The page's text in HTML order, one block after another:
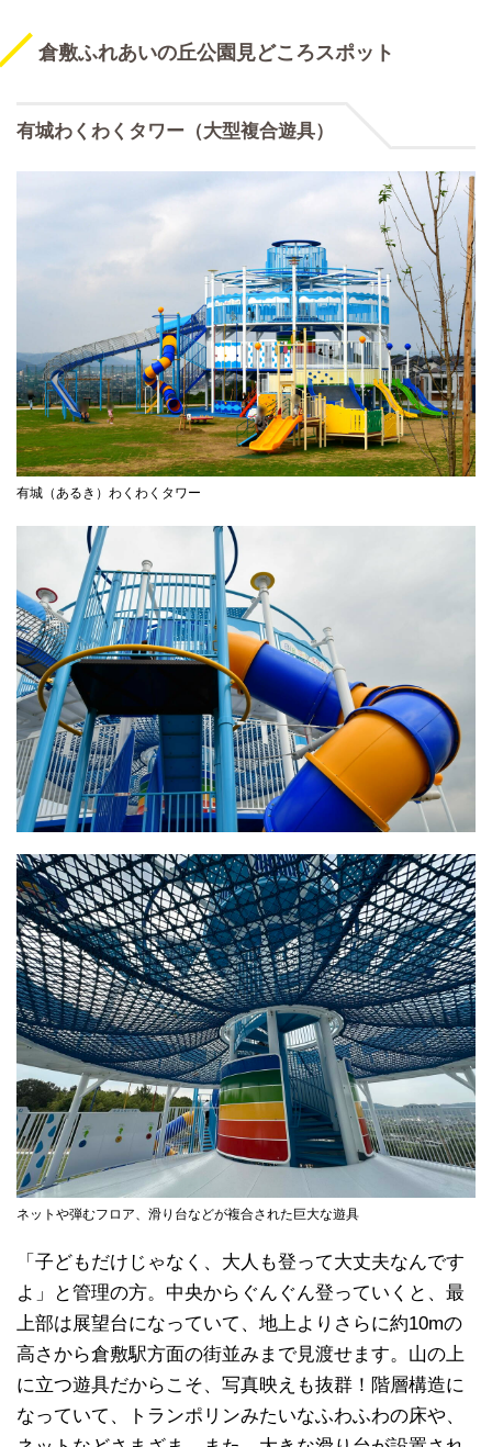
倉敷ふれあいの丘公園見どころスポット
有城わくわくタワー（大型複合遊具）
有城（あるき）わくわくタワー
ネットや弾むフロア、滑り台などが複合された巨大な遊具
「子どもだけじゃなく、大人も登って大丈夫なんです
よ」と管理の方。中央からぐんぐん登っていくと、最
上部は展望台になっていて、地上よりさらに約10mの
高さから倉敷駅方面の街並みまで見渡せます。山の上
に立つ遊具だからこそ、写真映えも抜群！階層構造に
なっていて、トランポリンみたいなふわふわの床や、